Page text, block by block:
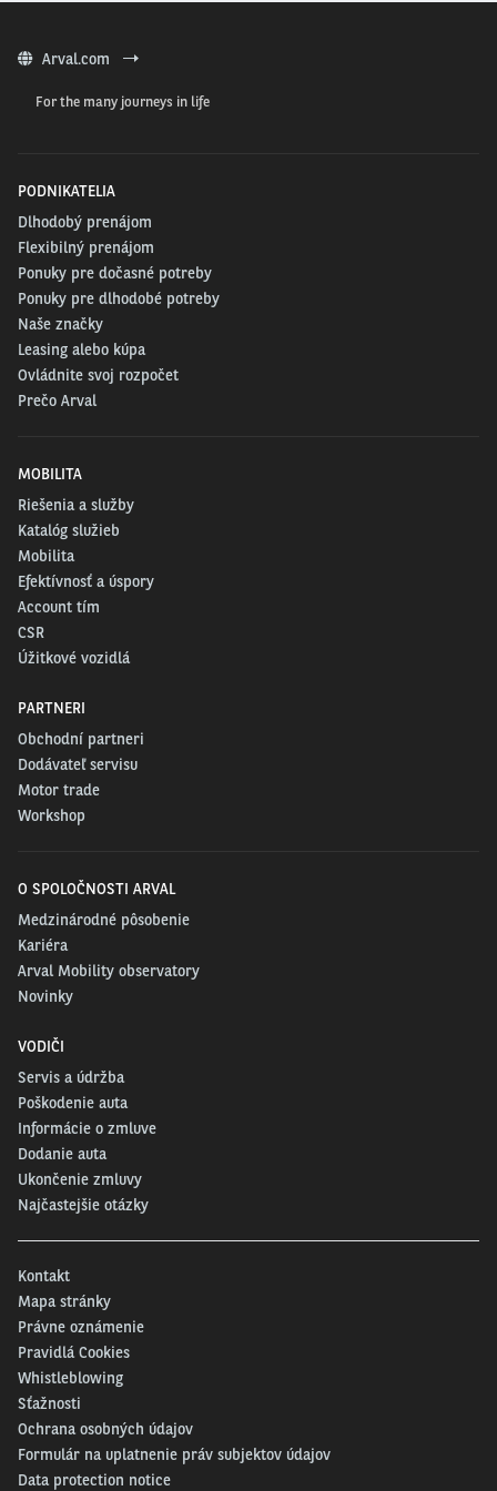
Arval.com
For the many journeys in life
PODNIKATELIA
Dlhodobý prenájom
Flexibilný prenájom
Ponuky pre dočasné potreby
Ponuky pre dlhodobé potreby
Naše značky
Leasing alebo kúpa
Ovládnite svoj rozpočet
Prečo Arval
MOBILITA
Riešenia a služby
Katalóg služieb
Mobilita
Efektívnosť a úspory
Account tím
CSR
Úžitkové vozidlá
PARTNERI
Obchodní partneri
Dodávateľ servisu
Motor trade
Workshop
O SPOLOČNOSTI ARVAL
Medzinárodné pôsobenie
Kariéra
Arval Mobility observatory
Novinky
VODIČI
Servis a údržba
Poškodenie auta
Informácie o zmluve
Dodanie auta
Ukončenie zmluvy
Najčastejšie otázky
Kontakt
Mapa stránky
Právne oznámenie
Pravidlá Cookies
Whistleblowing
Sťažnosti
Ochrana osobných údajov
Formulár na uplatnenie práv subjektov údajov
Data protection notice